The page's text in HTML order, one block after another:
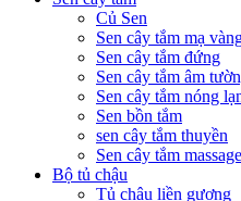
Củ Sen
Sen cây tắm mạ
Sen cây tắm đứng
Sen cây tắm âm
Sen cây tắm nóng
Sen bồn tắm
sen cây tắm thuyền
Sen cây tắm massage
Bộ tủ chậu
Tủ chậu liền gương